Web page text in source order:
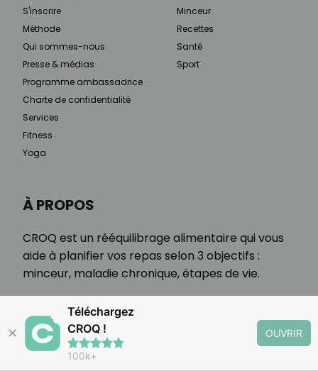
À PROPOS
CROQ est un rééquilibrage alimentaire qui vous
aide à planifier vos repas selon 3 objectifs :
minceur, maladie chronique, étapes de vie.
S'inscrire
Méthode
Qui sommes-nous
Presse & médias
Programme ambassadrice
Charte de confidentialité
Services
Fitness
Yoga
Minceur
Recettes
Santé
Sport
✕
Téléchargez
CROQ !
100k+
OUVRIR